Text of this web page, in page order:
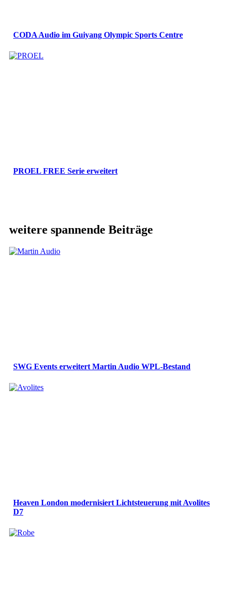
CODA Audio im Guiyang Olympic Sports Centre
PROEL FREE Serie erweitert
weitere spannende Beiträge
SWG Events erweitert Martin Audio WPL-Bestand
Heaven London modernisiert Lichtsteuerung mit Avolites
D7